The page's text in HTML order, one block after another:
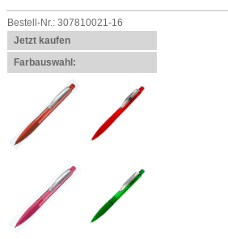
Bestell-Nr.: 307810021-16
Jetzt kaufen
Farbauswahl: